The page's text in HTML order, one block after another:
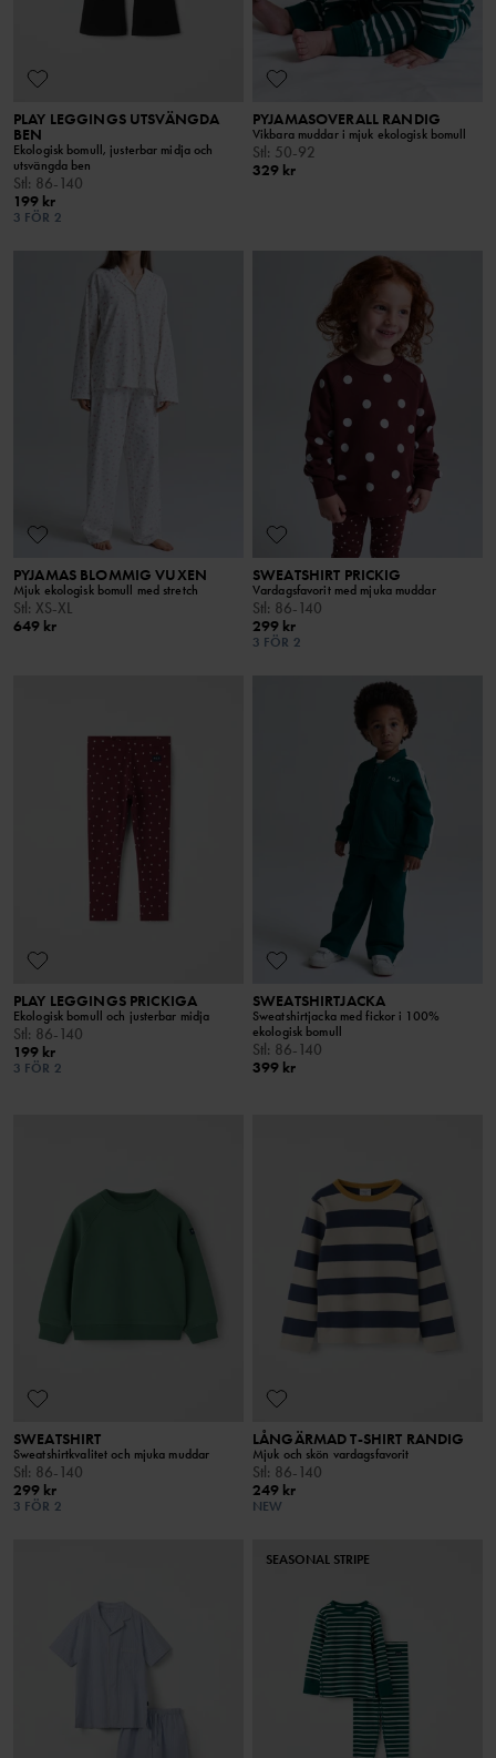
PLAY LEGGINGS UTSVÄNGDA
BEN
Ekologisk bomull, justerbar midja och
utsvängda ben
Stl: 86-140
199 kr
3 FÖR 2
PYJAMASOVERALL RANDIG
Vikbara muddar i mjuk ekologisk bomull
Stl: 50-92
329 kr
PYJAMAS BLOMMIG VUXEN
Mjuk ekologisk bomull med stretch
Stl: XS-XL
649 kr
SWEATSHIRT PRICKIG
Vardagsfavorit med mjuka muddar
Stl: 86-140
299 kr
3 FÖR 2
PLAY LEGGINGS PRICKIGA
Ekologisk bomull och justerbar midja
Stl: 86-140
199 kr
3 FÖR 2
SWEATSHIRTJACKA
Sweatshirtjacka med fickor i 100%
ekologisk bomull
Stl: 86-140
399 kr
SWEATSHIRT
Sweatshirtkvalitet och mjuka muddar
Stl: 86-140
299 kr
3 FÖR 2
LÅNGÄRMAD T-SHIRT RANDIG
Mjuk och skön vardagsfavorit
Stl: 86-140
249 kr
NEW
SEASONAL STRIPE